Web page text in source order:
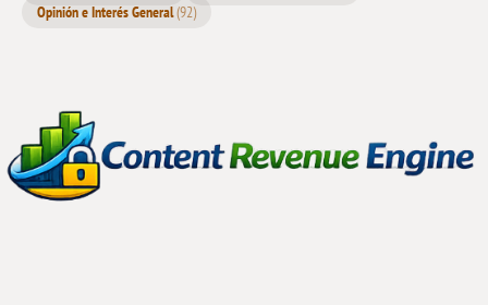
Opinión e Interés General(92)